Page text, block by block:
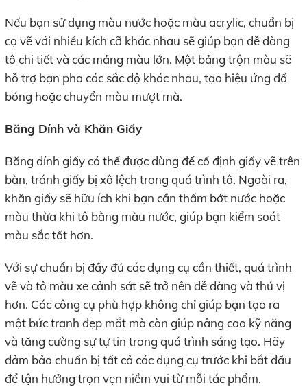
Nếu bạn sử dụng màu nước hoặc màu acrylic, chuẩn bị
cọ vẽ với nhiều kích cỡ khác nhau sẽ giúp bạn dễ dàng
tô chi tiết và các mảng màu lớn. Một bảng trộn màu sẽ
hỗ trợ bạn pha các sắc độ khác nhau, tạo hiệu ứng đổ
bóng hoặc chuyển màu mượt mà.
Băng Dính và Khăn Giấy
Băng dính giấy có thể được dùng để cố định giấy vẽ trên
bàn, tránh giấy bị xô lệch trong quá trình tô. Ngoài ra,
khăn giấy sẽ hữu ích khi bạn cần thấm bớt nước hoặc
màu thừa khi tô bằng màu nước, giúp bạn kiểm soát
màu sắc tốt hơn.
Với sự chuẩn bị đầy đủ các dụng cụ cần thiết, quá trình
vẽ và tô màu xe cảnh sát sẽ trở nên dễ dàng và thú vị
hơn. Các công cụ phù hợp không chỉ giúp bạn tạo ra
một bức tranh đẹp mắt mà còn giúp nâng cao kỹ năng
và tăng cường sự tự tin trong quá trình sáng tạo. Hãy
đảm bảo chuẩn bị tất cả các dụng cụ trước khi bắt đầu
để tận hưởng trọn vẹn niềm vui từ mỗi tác phẩm.